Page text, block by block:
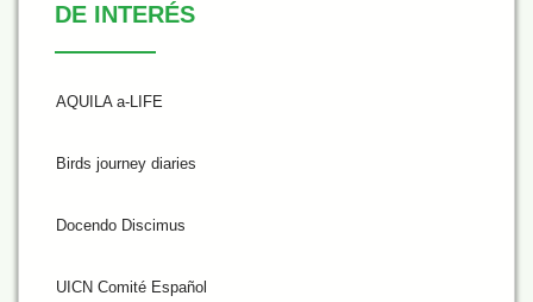
DE INTERÉS
AQUILA a-LIFE
Birds journey diaries
Docendo Discimus
UICN Comité Español